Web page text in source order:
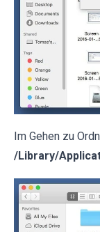
Im Gehen zu
/Library/